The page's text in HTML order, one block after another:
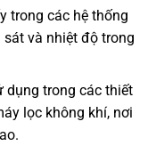
trong các hệ thống
và nhiệt độ trong
dụng trong các thiết
lọc không khí, nơi